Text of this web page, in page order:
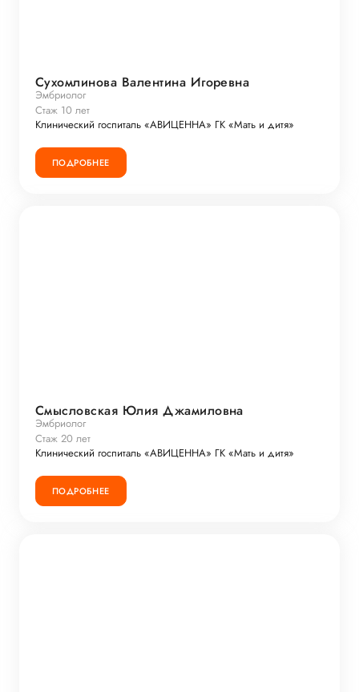
Сухомлинова Валентина Игоревна
Эмбриолог
Стаж 10 лет
Клинический госпиталь «АВИЦЕННА» ГК «Мать и дитя»
ПОДРОБНЕЕ
Смысловская Юлия Джамиловна
Эмбриолог
Стаж 20 лет
Клинический госпиталь «АВИЦЕННА» ГК «Мать и дитя»
ПОДРОБНЕЕ